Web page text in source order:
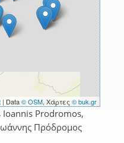
| Data© OSM, Χάρτες © buk.gr
Ioannis Prodromos,
Πρόδρομος